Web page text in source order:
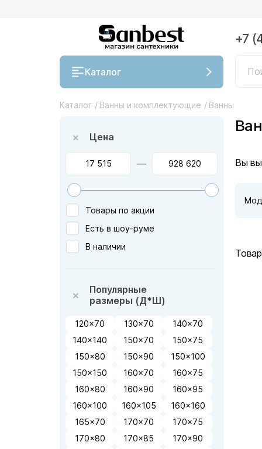
Каталог
+7
Каталог / Ванны и комплектующие / Ванны
Цена
—
Товары по акции
Есть в шоу-руме
В наличии
Популярные
размеры (Д*Ш)
120x70 130x70
140x70
140x140
150x70
150x75
150x80
150x90
150x100
150x150
160x70
160x75
160x80
160x90
160x95
160x100
160x105
160x160
165x70
170x70
170x75
170x80
170x85
170x90
Вы